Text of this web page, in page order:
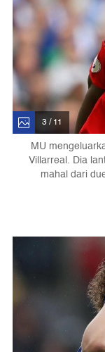
3 / 11
MU
Villarreal. Dia
mahal dari